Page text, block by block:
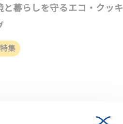
と暮らしを守るエコ・クッキ
特集